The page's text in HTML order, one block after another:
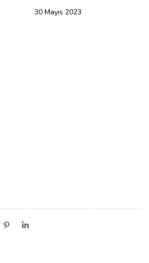
30 Mayıs 2023